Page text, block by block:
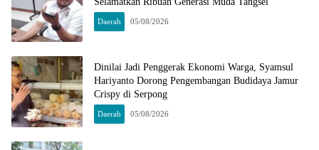
Daerah 05/08/2026
Dinilai Jadi Penggerak Ekonomi Warga, Syamsul
Hariyanto Dorong Pengembangan Budidaya Jamur
Crispy di Serpong
Daerah 05/08/2026